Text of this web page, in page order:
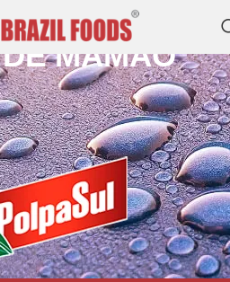
MAMÃO